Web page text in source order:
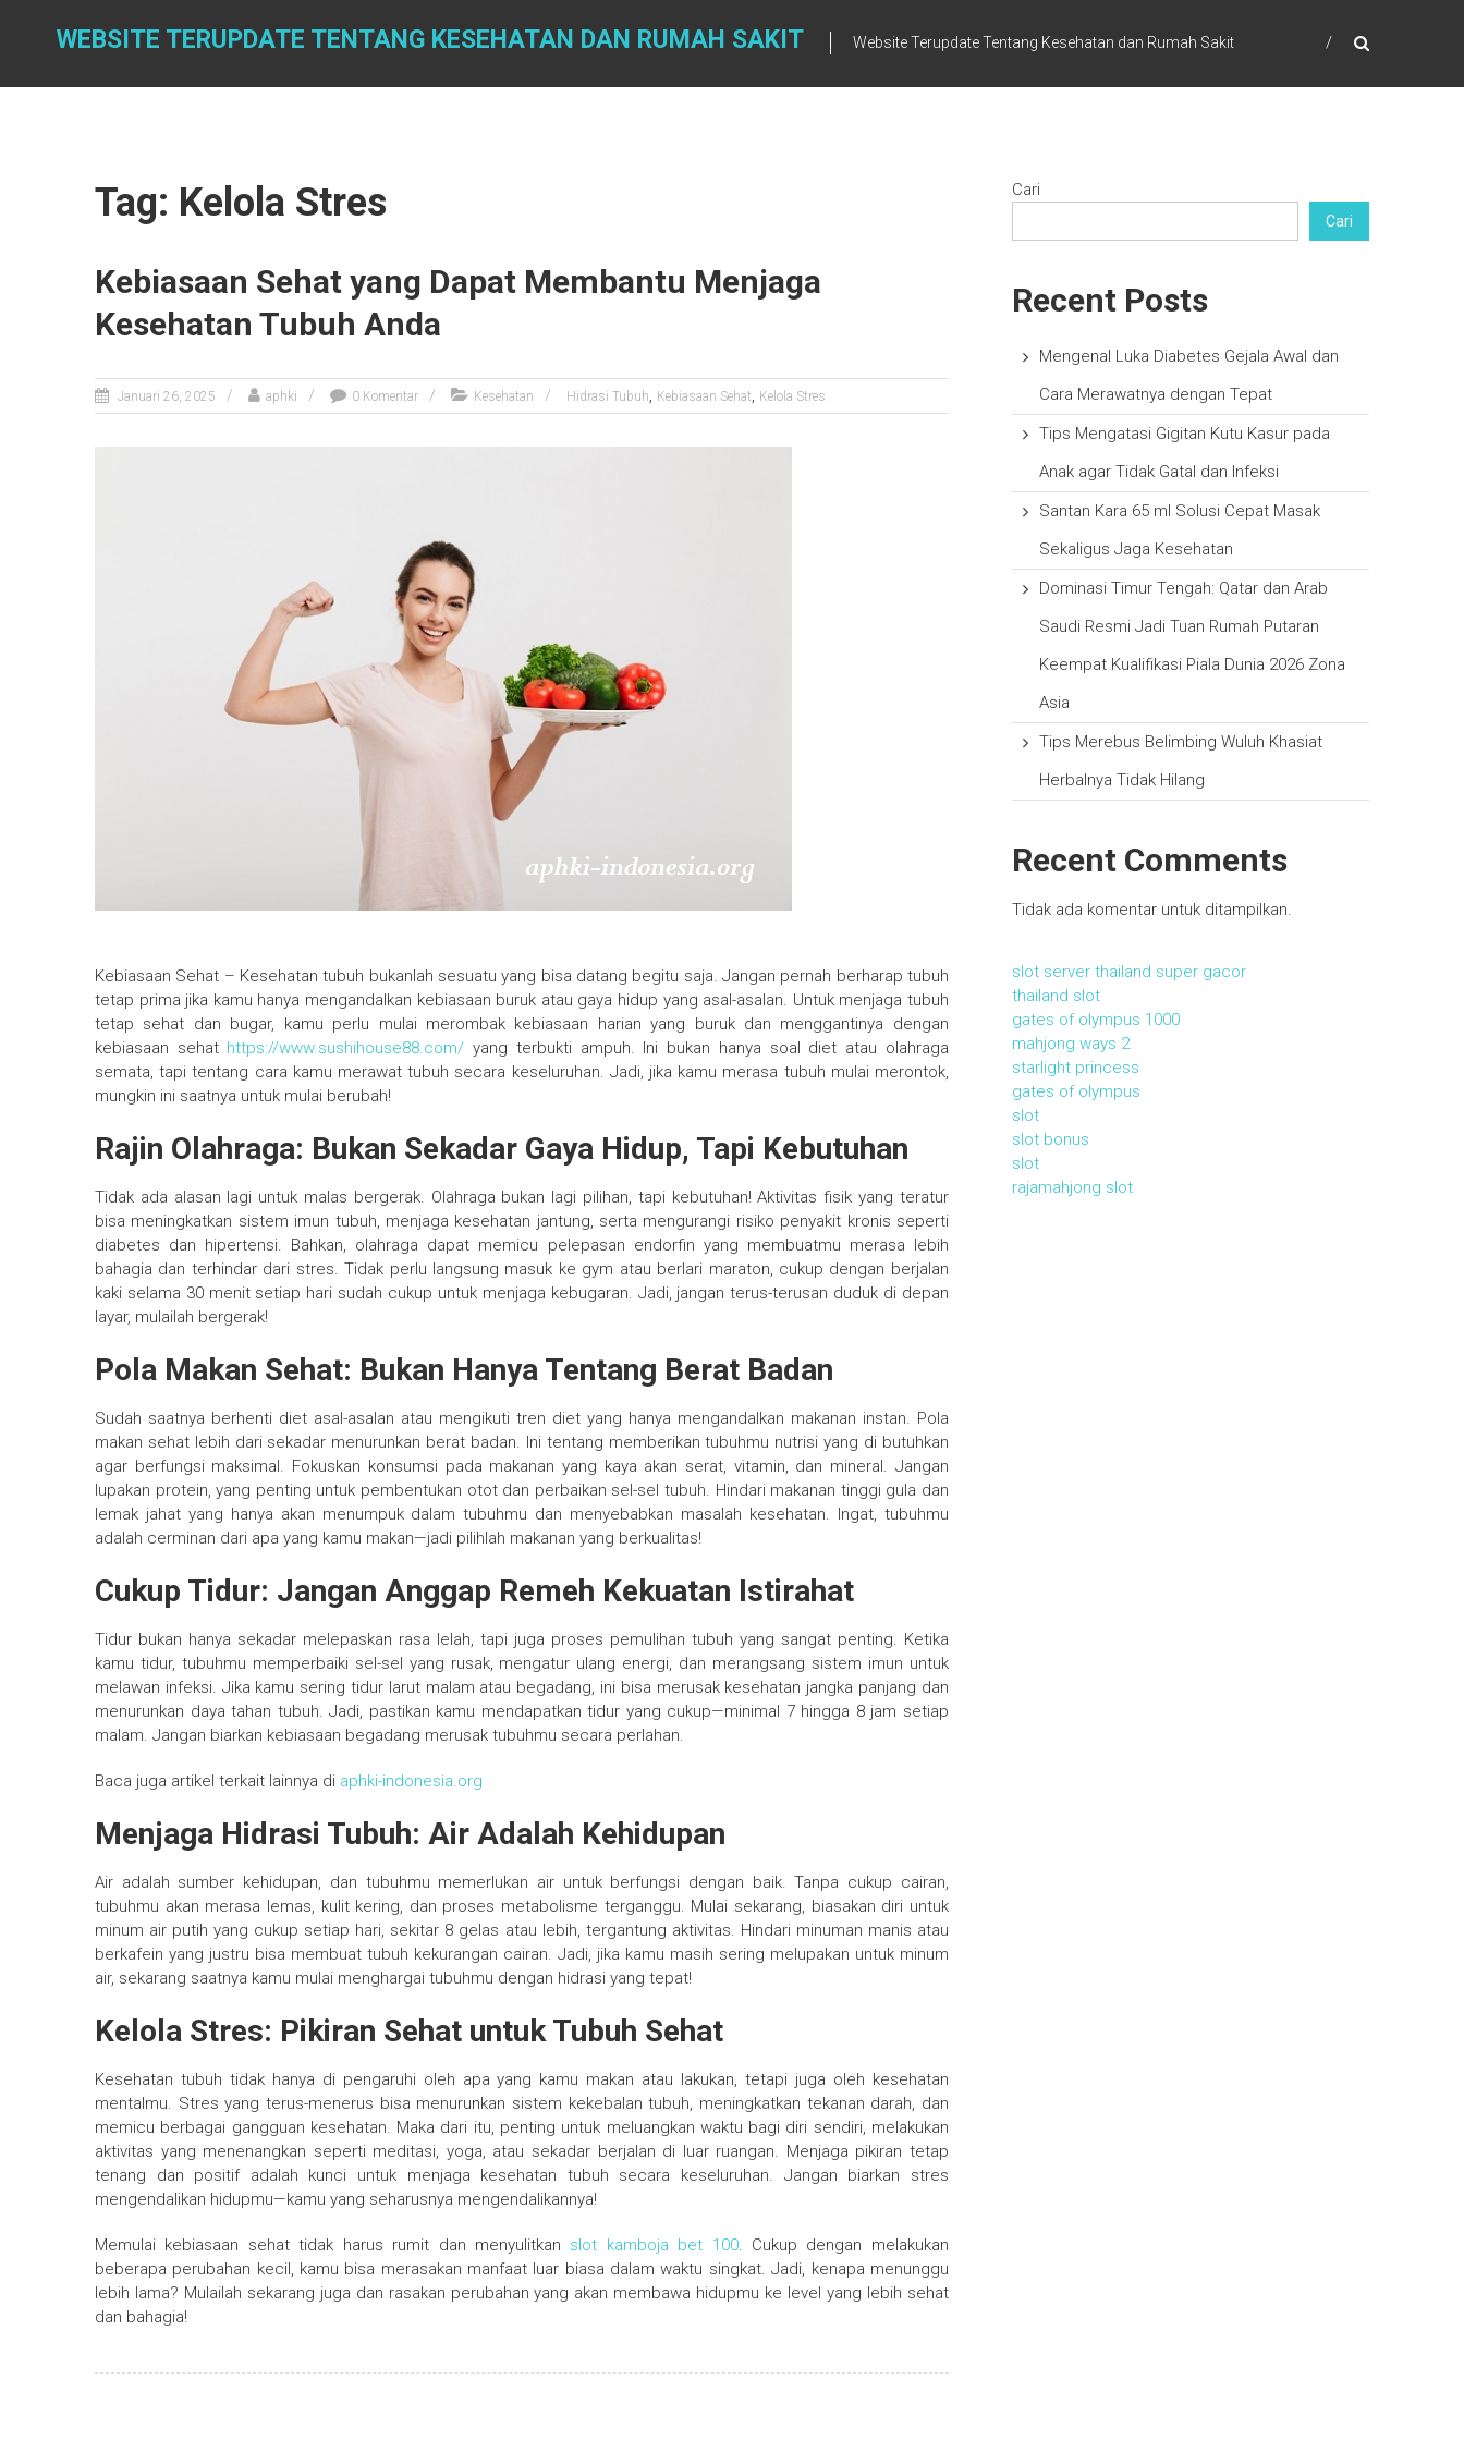
WEBSITE TERUPDATE TENTANG KESEHATAN DAN RUMAH SAKIT Website Terupdate Tentang Kesehatan dan Rumah Sakit
Tag: Kelola Stres
Kebiasaan Sehat yang Dapat Membantu Menjaga
Kesehatan Tubuh Anda
Januari 26, 2025 aphki 0 Komentar Kesehatan Hidrasi Tubuh, Kebiasaan Sehat, Kelola Stres
Kebiasaan Sehat – Kesehatan tubuh bukanlah sesuatu yang bisa datang begitu saja. Jangan pernah berharap tubuh
tetap prima jika kamu hanya mengandalkan kebiasaan buruk atau gaya hidup yang asal-asalan. Untuk menjaga tubuh
tetap sehat dan bugar, kamu perlu mulai merombak kebiasaan harian yang buruk dan menggantinya dengan
kebiasaan sehat https://www.sushihouse88.com/ yang terbukti ampuh. Ini bukan hanya soal diet atau olahraga
semata, tapi tentang cara kamu merawat tubuh secara keseluruhan. Jadi, jika kamu merasa tubuh mulai merontok,
mungkin ini saatnya untuk mulai berubah!
Rajin Olahraga: Bukan Sekadar Gaya Hidup, Tapi Kebutuhan
Tidak ada alasan lagi untuk malas bergerak. Olahraga bukan lagi pilihan, tapi kebutuhan! Aktivitas fisik yang teratur
bisa meningkatkan sistem imun tubuh, menjaga kesehatan jantung, serta mengurangi risiko penyakit kronis seperti
diabetes dan hipertensi. Bahkan, olahraga dapat memicu pelepasan endorfin yang membuatmu merasa lebih
bahagia dan terhindar dari stres. Tidak perlu langsung masuk ke gym atau berlari maraton, cukup dengan berjalan
kaki selama 30 menit setiap hari sudah cukup untuk menjaga kebugaran. Jadi, jangan terus-terusan duduk di depan
layar, mulailah bergerak!
Pola Makan Sehat: Bukan Hanya Tentang Berat Badan
Sudah saatnya berhenti diet asal-asalan atau mengikuti tren diet yang hanya mengandalkan makanan instan. Pola
makan sehat lebih dari sekadar menurunkan berat badan. Ini tentang memberikan tubuhmu nutrisi yang di butuhkan
agar berfungsi maksimal. Fokuskan konsumsi pada makanan yang kaya akan serat, vitamin, dan mineral. Jangan
lupakan protein, yang penting untuk pembentukan otot dan perbaikan sel-sel tubuh. Hindari makanan tinggi gula dan
lemak jahat yang hanya akan menumpuk dalam tubuhmu dan menyebabkan masalah kesehatan. Ingat, tubuhmu
adalah cerminan dari apa yang kamu makan—jadi pilihlah makanan yang berkualitas!
Cukup Tidur: Jangan Anggap Remeh Kekuatan Istirahat
Tidur bukan hanya sekadar melepaskan rasa lelah, tapi juga proses pemulihan tubuh yang sangat penting. Ketika
kamu tidur, tubuhmu memperbaiki sel-sel yang rusak, mengatur ulang energi, dan merangsang sistem imun untuk
melawan infeksi. Jika kamu sering tidur larut malam atau begadang, ini bisa merusak kesehatan jangka panjang dan
menurunkan daya tahan tubuh. Jadi, pastikan kamu mendapatkan tidur yang cukup—minimal 7 hingga 8 jam setiap
malam. Jangan biarkan kebiasaan begadang merusak tubuhmu secara perlahan.
Baca juga artikel terkait lainnya di aphki-indonesia.org
Menjaga Hidrasi Tubuh: Air Adalah Kehidupan
Air adalah sumber kehidupan, dan tubuhmu memerlukan air untuk berfungsi dengan baik. Tanpa cukup cairan,
tubuhmu akan merasa lemas, kulit kering, dan proses metabolisme terganggu. Mulai sekarang, biasakan diri untuk
minum air putih yang cukup setiap hari, sekitar 8 gelas atau lebih, tergantung aktivitas. Hindari minuman manis atau
berkafein yang justru bisa membuat tubuh kekurangan cairan. Jadi, jika kamu masih sering melupakan untuk minum
air, sekarang saatnya kamu mulai menghargai tubuhmu dengan hidrasi yang tepat!
Kelola Stres: Pikiran Sehat untuk Tubuh Sehat
Kesehatan tubuh tidak hanya di pengaruhi oleh apa yang kamu makan atau lakukan, tetapi juga oleh kesehatan
mentalmu. Stres yang terus-menerus bisa menurunkan sistem kekebalan tubuh, meningkatkan tekanan darah, dan
memicu berbagai gangguan kesehatan. Maka dari itu, penting untuk meluangkan waktu bagi diri sendiri, melakukan
aktivitas yang menenangkan seperti meditasi, yoga, atau sekadar berjalan di luar ruangan. Menjaga pikiran tetap
tenang dan positif adalah kunci untuk menjaga kesehatan tubuh secara keseluruhan. Jangan biarkan stres
mengendalikan hidupmu—kamu yang seharusnya mengendalikannya!
Memulai kebiasaan sehat tidak harus rumit dan menyulitkan slot kamboja bet 100. Cukup dengan melakukan
beberapa perubahan kecil, kamu bisa merasakan manfaat luar biasa dalam waktu singkat. Jadi, kenapa menunggu
lebih lama? Mulailah sekarang juga dan rasakan perubahan yang akan membawa hidupmu ke level yang lebih sehat
dan bahagia!
Cari
Cari
Recent Posts
Mengenal Luka Diabetes Gejala Awal dan
Cara Merawatnya dengan Tepat
Tips Mengatasi Gigitan Kutu Kasur pada
Anak agar Tidak Gatal dan Infeksi
Santan Kara 65 ml Solusi Cepat Masak
Sekaligus Jaga Kesehatan
Dominasi Timur Tengah: Qatar dan Arab
Saudi Resmi Jadi Tuan Rumah Putaran
Keempat Kualifikasi Piala Dunia 2026 Zona
Asia
Tips Merebus Belimbing Wuluh Khasiat
Herbalnya Tidak Hilang
Recent Comments
Tidak ada komentar untuk ditampilkan.
slot server thailand super gacor
thailand slot
gates of olympus 1000
mahjong ways 2
starlight princess
gates of olympus
slot
slot bonus
slot
rajamahjong slot